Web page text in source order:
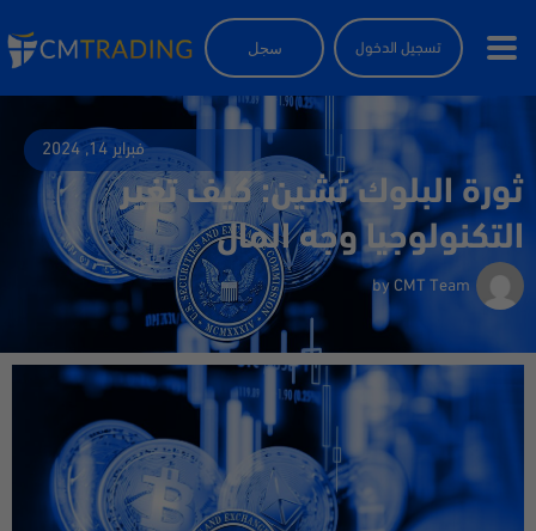
تسجيل الدخول سجل
فبراير 14, 2024
ثورة البلوك تشين: كيف تغير
التكنولوجيا وجه المال
by CMT Team